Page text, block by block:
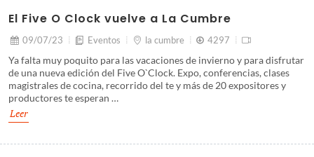
El Five O Clock vuelve a La Cumbre
09/07/23 Eventos la cumbre 4297
Ya falta muy poquito para las vacaciones de invierno y para disfrutar
de una nueva edición del Five O`Clock. Expo, conferencias, clases
magistrales de cocina, recorrido del te y más de 20 expositores y
productores te esperan …
Leer